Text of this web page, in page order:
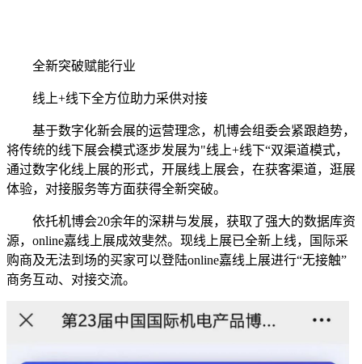
全新突破赋能行业
线上+线下全方位助力采供对接
基于数字化新会展的运营理念，机博会组委会紧跟趋势，
将传统的线下展会模式逐步发展为"线上+线下“双渠道模式，
通过数字化线上展的形式，开展线上展会，在获客渠道，逛展
体验，对接服务等方面获得全新突破。
依托机博会20余年的深耕与发展，获取了强大的数据库资
源，online嘉线上展成效斐然。现线上展已全新上线，国际采
购商及无法到场的买家可以登陆online嘉线上展进行“无接触”
商务互动、对接交流。